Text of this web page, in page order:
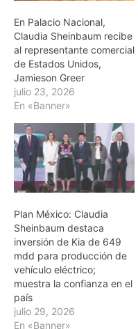
En Palacio Nacional,
Claudia Sheinbaum recibe
al representante comercial
de Estados Unidos,
Jamieson Greer
julio 23, 2026
En «Banner»
Plan México: Claudia
Sheinbaum destaca
inversión de Kia de 649
mdd para producción de
vehículo eléctrico;
muestra la confianza en el
país
julio 29, 2026
En «Banner»